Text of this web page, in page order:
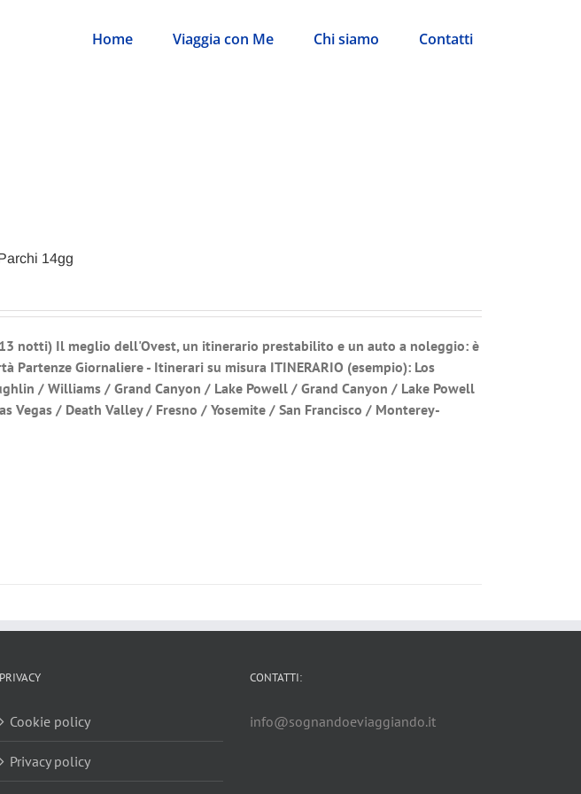
Home Viaggia con Me Chi siamo Contatti
14gg
notti) Il meglio dell'Ovest, un itinerario prestabilito e un auto a noleggio: è
Partenze Giornaliere - Itinerari su misura ITINERARIO (esempio): Los
/ Williams / Grand Canyon / Lake Powell / Grand Canyon / Lake Powell
Vegas / Death Valley / Fresno / Yosemite / San Francisco / Monterey-
PRIVACY
Cookie policy
Privacy policy
CONTATTI:
info@sognandoeviaggiando.it